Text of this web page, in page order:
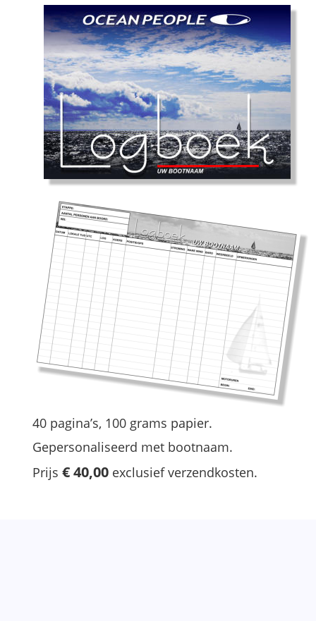
40 pagina’s, 100 grams papier.
Gepersonaliseerd met bootnaam.
Prijs € 40,00 exclusief verzendkosten.